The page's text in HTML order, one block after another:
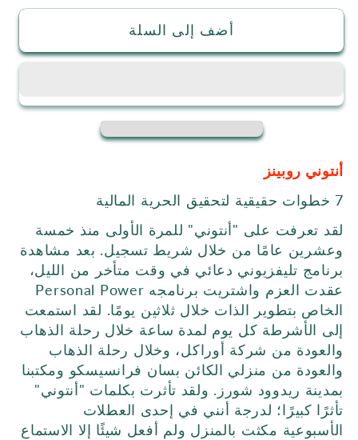
اتقان
المال
اتقان
أضف إلى السلة
أنتوني روبينز
7 خطوات حقيقية لتحقيق الحرية المالية
لقد تعرفت على "أنتوني" للمرة الأولى منذ خمسة
وعشرين عامًا من خلال شريط تسجيل. بعد مشاهدة
برنامج تليفزيوني دعائي في وقت متأخر من الليل،
عقدت العزم واشتريت برنامجه Personal Power
الخاص بتطوير الذات خلال ثلاثين يومًا. لقد استمعت
إلى الأشرطة كل يوم لمدة ساعة خلال رحلة الذهاب
والعودة من شركة أوراكل، وخلال رحلة الذهاب
والعودة من منزلي الكائن بسان فرانسيسكو ومكتبنا
بمدينة ريدوود شورز. ولقد تأثرت بكلمات "أنتوني"
تأثرًا كبيرًا؛ لدرجة أنني في إحدى العطلات
الأسبوعية مكثت بالمنزل ولم أفعل شيئًا إلا الاستماع